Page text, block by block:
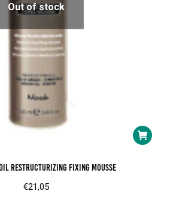
Out of stock
Restructurizing Fixing Mousse
€21,05